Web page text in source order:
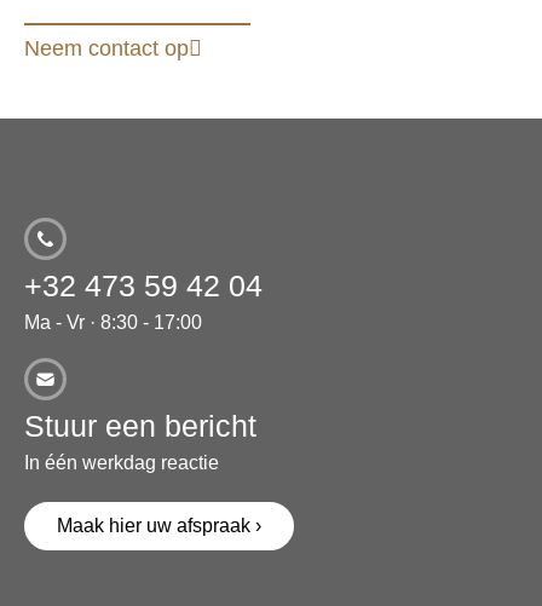
Neem contact op
+32 473 59 42 04
Ma - Vr · 8:30 - 17:00
Stuur een bericht
In één werkdag reactie
Maak hier uw afspraak ›